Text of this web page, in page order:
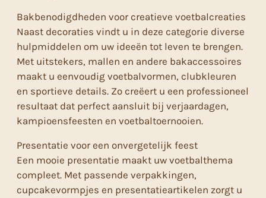
Bakbenodigdheden voor creatieve voetbalcreaties
Naast decoraties vindt u in deze categorie diverse
hulpmiddelen om uw ideeën tot leven te brengen.
Met uitstekers, mallen en andere bakaccessoires
maakt u eenvoudig voetbalvormen, clubkleuren
en sportieve details. Zo creëert u een professioneel
resultaat dat perfect aansluit bij verjaardagen,
kampioensfeesten en voetbaltoernooien.
Presentatie voor een onvergetelijk feest
Een mooie presentatie maakt uw voetbalthema
compleet. Met passende verpakkingen,
cupcakevormpjes en presentatieartikelen zorgt u